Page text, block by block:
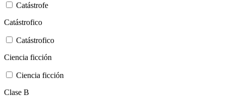
Catástrofe
Catástrofico
Catástrofico
Ciencia ficción
Ciencia ficción
Clase B